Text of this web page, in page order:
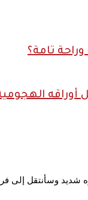
تامة؟
شديد وسأنتقل إلى